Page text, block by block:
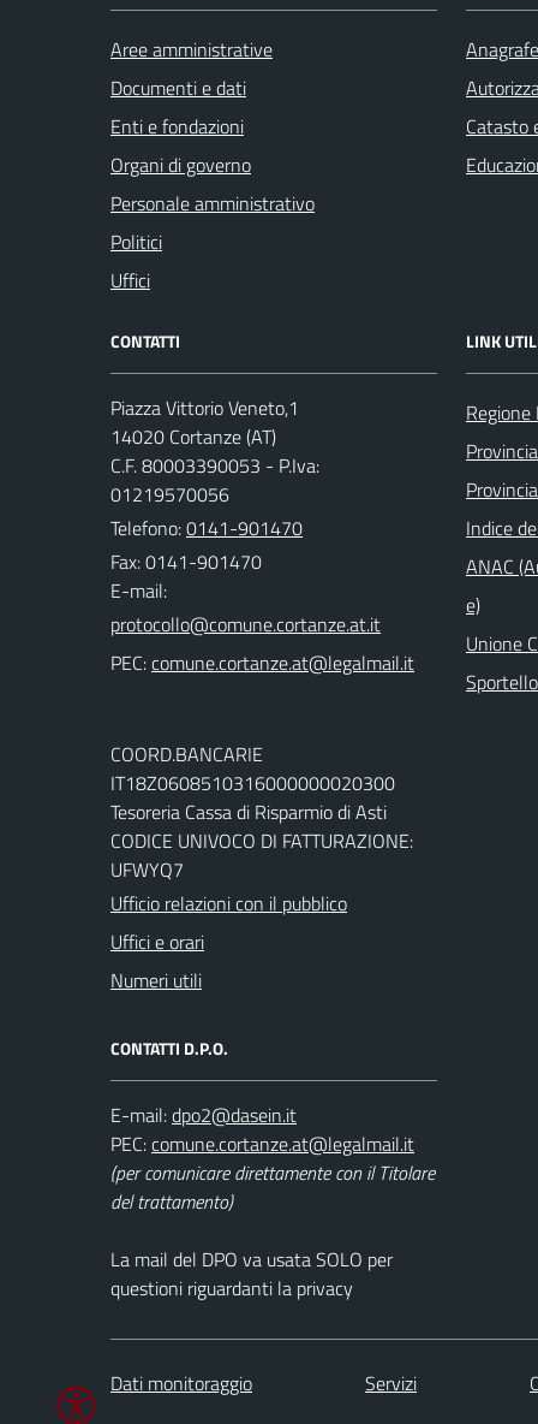
Aree amministrative
Documenti e dati
Enti e fondazioni
Organi di governo
Personale amministrativo
Politici
Uffici
Catasto
CONTATTI
Piazza Vittorio Veneto,1
14020 Cortanze (AT)
C.F. 80003390053 - P.Iva:
01219570056
Telefono:0141-901470
Fax: 0141-901470
E-mail:
PEC:
COORD.BANCARIE
IT18Z0608510316000000020300
Tesoreria Cassa di Risparmio di Asti
CODICE UNIVOCO DI FATTURAZIONE:
UFWYQ7
Ufficio relazioni con il pubblico
Uffici e orari
Numeri utili
CONTATTI D.P.O.
E-mail:
PEC:
(per comunicare direttamente con il Titolare
del trattamento)
La mail del DPO va usata SOLO per
questioni riguardanti la privacy
LINK
Indice
ANAC
e)
Unione
Dati monitoraggio Servizi